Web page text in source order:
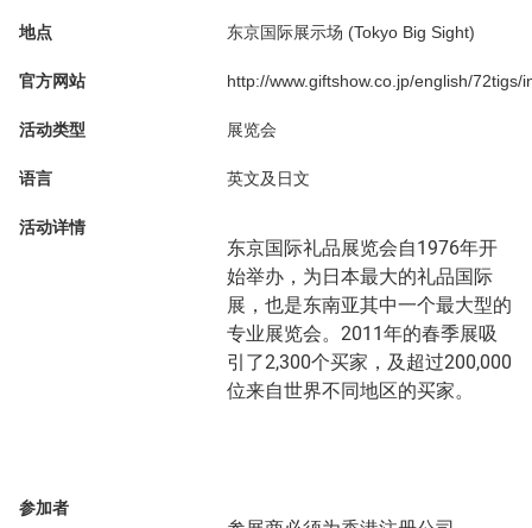
地点 东京国际展示场 (Tokyo Big Sight)
官方网站 http://www.giftshow.co.jp/english/72tigs/
活动类型 展览会
语言 英文及日文
活动详情
东京国际礼品展览会自1976年开
始举办，为日本最大的礼品国际
展，也是东南亚其中一个最大型的
专业展览会。2011年的春季展吸
引了2,300个买家，及超过200,000
位来自世界不同地区的买家。
参加者